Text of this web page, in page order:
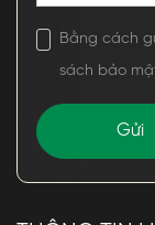
Bằng cách
sách bảo